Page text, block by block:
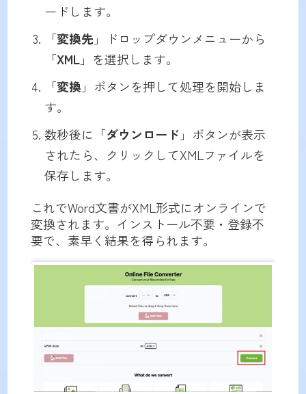
ードします。
「変換先」ドロップダウンメニューから
「XML」を選択します。
「変換 」ボタンを押して処理を開始しま
す。
数秒後に「ダウンロード 」ボタンが表示
されたら、クリックしてXMLファイルを
保存します。
これでWord文書がXML形式にオンラインで
変換されます。インストール不要・登録不
要で、素早く結果を得られます。